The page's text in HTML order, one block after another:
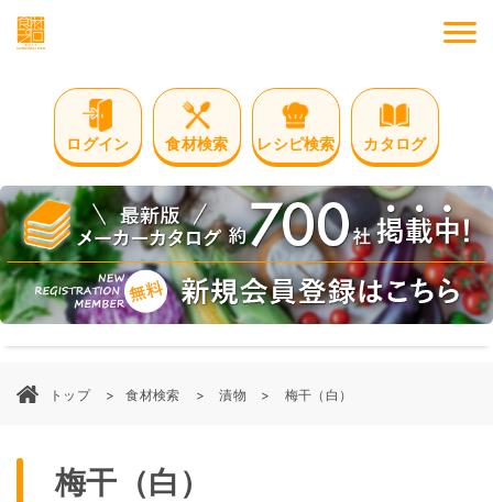
ログイン 食材検索 レシピ検索 カタログ
トップ 食材検索 漬物 梅干（白）
梅干（白）